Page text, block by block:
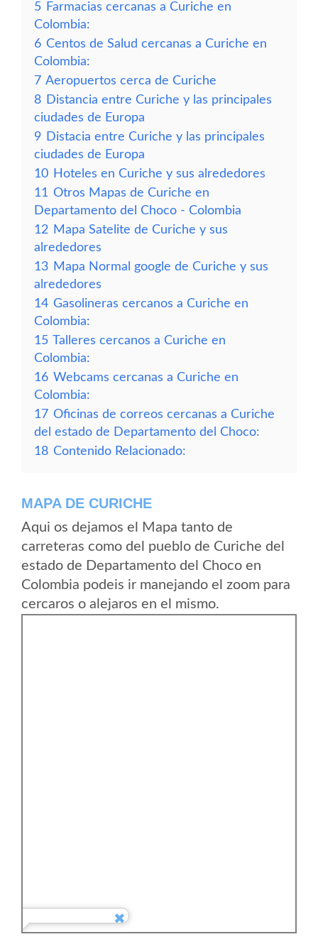
5 Farmacias cercanas a Curiche en
Colombia:
6 Centos de Salud cercanas a Curiche en
Colombia:
7 Aeropuertos cerca de Curiche
8 Distancia entre Curiche y las principales
ciudades de Europa
9 Distacia entre Curiche y las principales
ciudades de Europa
10 Hoteles en Curiche y sus alrededores
11 Otros Mapas de Curiche en
Departamento del Choco - Colombia
12 Mapa Satelite de Curiche y sus
alrededores
13 Mapa Normal google de Curiche y sus
alrededores
14 Gasolineras cercanos a Curiche en
Colombia:
15 Talleres cercanos a Curiche en
Colombia:
16 Webcams cercanas a Curiche en
Colombia:
17 Oficinas de correos cercanas a Curiche
del estado de Departamento del Choco:
18 Contenido Relacionado:
MAPA DE CURICHE
Aqui os dejamos el Mapa tanto de
carreteras como del pueblo de Curiche del
estado de Departamento del Choco en
Colombia podeis ir manejando el zoom para
cercaros o alejaros en el mismo.